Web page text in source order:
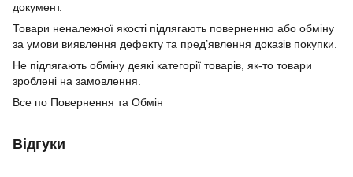
документ.
Товари неналежної якості підлягають поверненню або обміну
за умови виявлення дефекту та пред’явлення доказів покупки.
Не підлягають обміну деякі категорії товарів, як-то товари
зроблені на замовлення.
Все по Повернення та Обмін
Відгуки